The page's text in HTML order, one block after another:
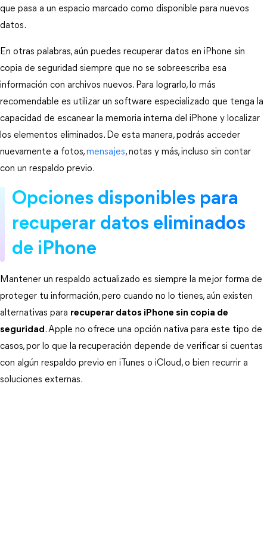
que pasa a un espacio marcado como disponible para nuevos
datos.
En otras palabras, aún puedes recuperar datos en iPhone sin
copia de seguridad siempre que no se sobreescriba esa
información con archivos nuevos. Para lograrlo, lo más
recomendable es utilizar un software especializado que tenga la
capacidad de escanear la memoria interna del iPhone y localizar
los elementos eliminados. De esta manera, podrás acceder
nuevamente a fotos, mensajes, notas y más, incluso sin contar
con un respaldo previo.
Opciones disponibles para
recuperar datos eliminados
de iPhone
Mantener un respaldo actualizado es siempre la mejor forma de
proteger tu información, pero cuando no lo tienes, aún existen
alternativas para recuperar datos iPhone sin copia de
seguridad. Apple no ofrece una opción nativa para este tipo de
casos, por lo que la recuperación depende de verificar si cuentas
con algún respaldo previo en iTunes o iCloud, o bien recurrir a
soluciones externas.